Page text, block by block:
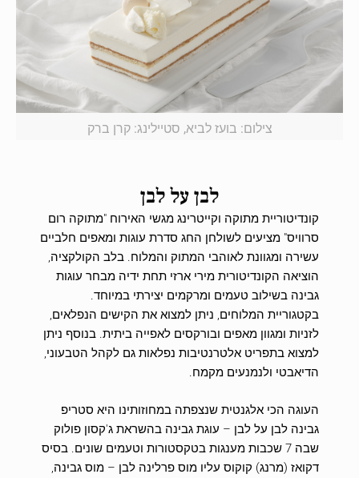
צילום: בועז לביא, סטיילינג: קרן ברק
לבן על לבן
קונדיטוריית מתוקה וקייטרינג מגשי האירוח "מתוקה רום
סרוויס" מציעים לשולחן החג סדרת עוגות ומאפים חלביים
עשירה ומגוונת לאוהבי המתוק והמלוח. בלב הקולקציה,
הוציאה הקונדיטורית מירי ארזי תחת ידיה מבחר עוגות
גבינה בשילוב טעמים ומרקמים יצירתי במיוחד.
בקטגוריית המלוחים, ניתן למצוא את הקישים הנפלאים,
לזניות ומגוון מאפים ובורקסים לאפייה ביתית. בנוסף ניתן
למצוא בתפריט אלטרנטיבות נפלאות גם לקהל הטבעוני,
הדיאבטי ולנמנעים מקמח.
העוגה הכי אלגנטית שנצפתה במחוזותינו היא סטריפ
גבינה לבן על לבן – עוגת גבינה בהשראת ג'קסון פולוק
שבה 7 שכבות מענגות בטקסטורות וטעמים שונים. בסיס
דקואז (מרנג) קוקוס עליו מוס פרלינה לבן – מוס גבינה,